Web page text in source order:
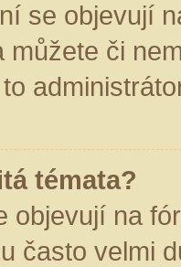
se objevují
můžete či
témata?
objevují na
často velmi